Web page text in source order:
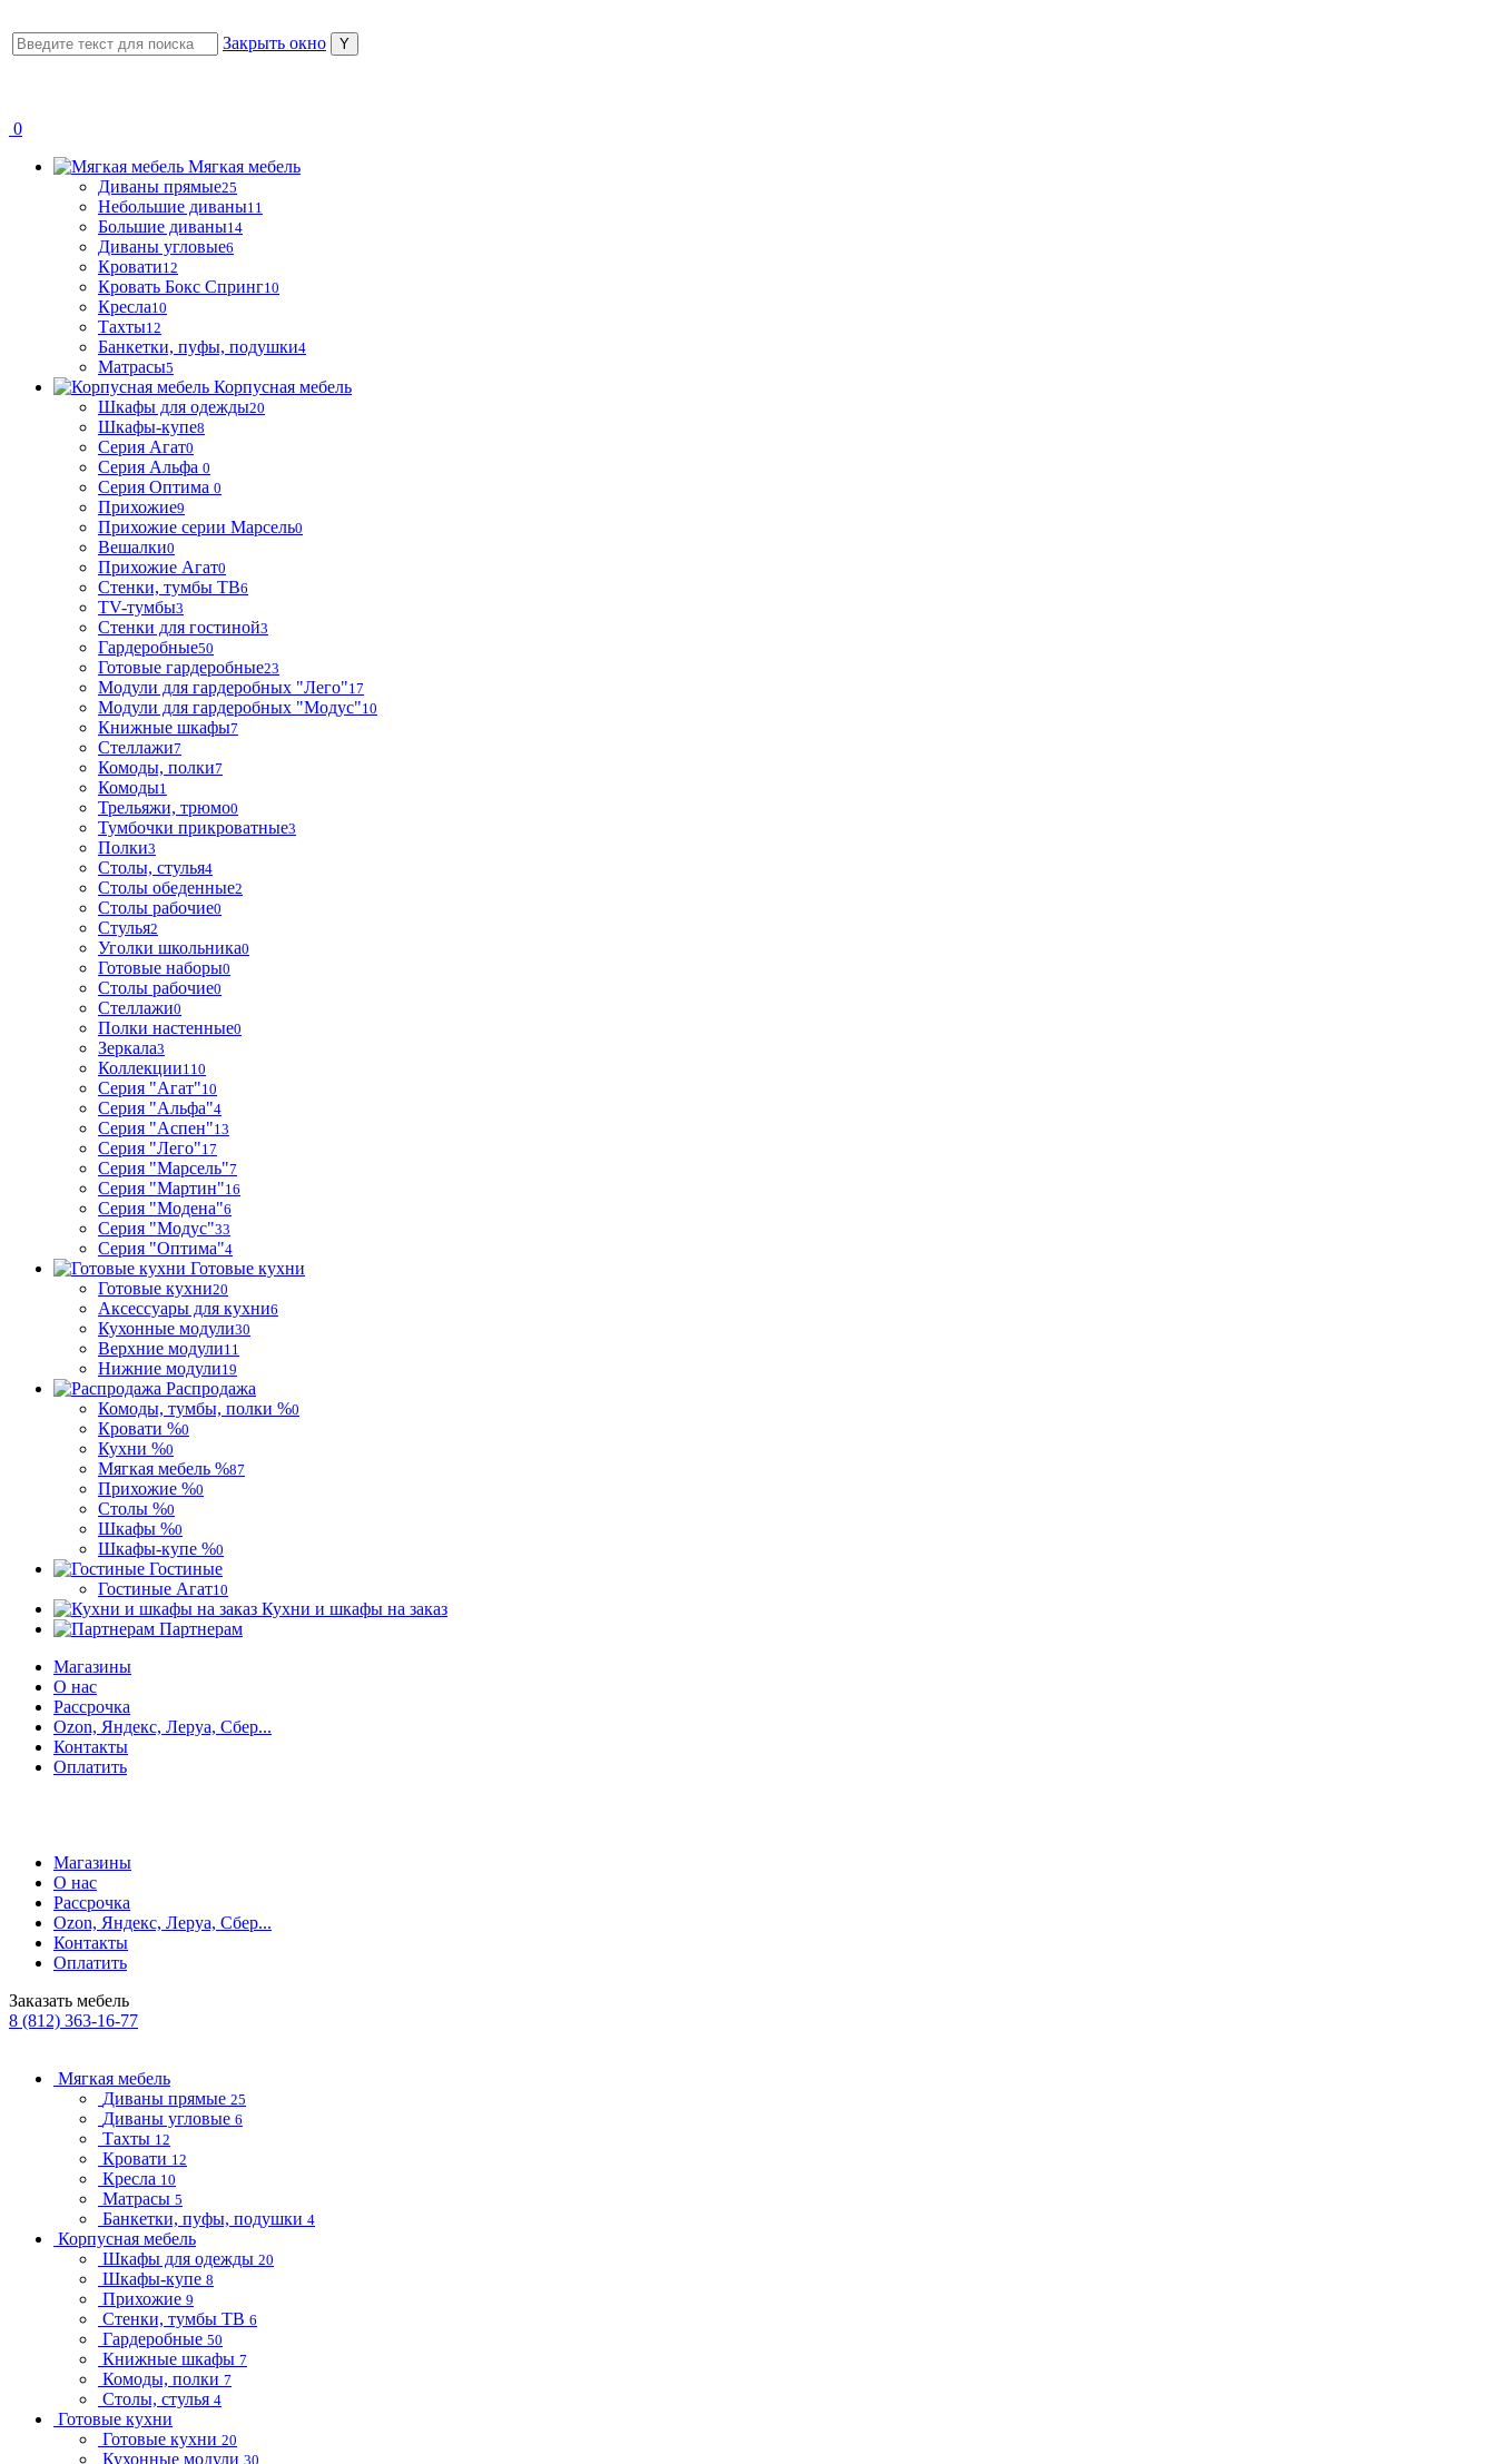
Закрыть окно
0
Мягкая мебель
Диваны прямые25
Небольшие диваны11
Большие диваны14
Диваны угловые6
Кровати12
Кровать Бокс Спринг10
Кресла10
Тахты12
Банкетки, пуфы, подушки4
Матрасы5
Корпусная мебель
Шкафы для одежды20
Шкафы-купе8
Серия Агат0
Серия Альфа 0
Серия Оптима 0
Прихожие9
Прихожие серии Марсель0
Вешалки0
Прихожие Агат0
Стенки, тумбы ТВ6
TV-тумбы3
Стенки для гостиной3
Гардеробные50
Готовые гардеробные23
Модули для гардеробных "Лего"17
Модули для гардеробных "Модус"10
Книжные шкафы7
Стеллажи7
Комоды, полки7
Комоды1
Трельяжи, трюмо0
Тумбочки прикроватные3
Полки3
Столы, стулья4
Столы обеденные2
Столы рабочие0
Стулья2
Уголки школьника0
Готовые наборы0
Столы рабочие0
Стеллажи0
Полки настенные0
Зеркала3
Коллекции110
Серия "Агат"10
Серия "Альфа"4
Серия "Аспен"13
Серия "Лего"17
Серия "Марсель"7
Серия "Мартин"16
Серия "Модена"6
Серия "Модус"33
Серия "Оптима"4
Готовые кухни
Готовые кухни20
Аксессуары для кухни6
Кухонные модули30
Верхние модули11
Нижние модули19
Распродажа
Комоды, тумбы, полки %0
Кровати %0
Кухни %0
Мягкая мебель %87
Прихожие %0
Столы %0
Шкафы %0
Шкафы-купе %0
Гостиные
Гостиные Агат10
Кухни и шкафы на заказ
Партнерам
Магазины
О нас
Рассрочка
Ozon, Яндекс, Леруа, Сбер...
Контакты
Оплатить
Магазины
О нас
Рассрочка
Ozon, Яндекс, Леруа, Сбер...
Контакты
Оплатить
Заказать мебель
8 (812) 363-16-77
Мягкая мебель
Диваны прямые 25
Диваны угловые 6
Тахты 12
Кровати 12
Кресла 10
Матрасы 5
Банкетки, пуфы, подушки 4
Корпусная мебель
Шкафы для одежды 20
Шкафы-купе 8
Прихожие 9
Стенки, тумбы ТВ 6
Гардеробные 50
Книжные шкафы 7
Комоды, полки 7
Столы, стулья 4
Готовые кухни
Готовые кухни 20
Кухонные модули 30